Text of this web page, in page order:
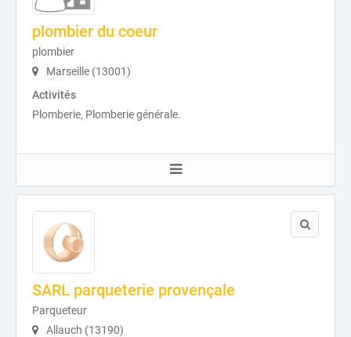
plombier du coeur
plombier
Marseille (13001)
Activités
Plomberie, Plomberie générale.
SARL parqueterie provençale
Parqueteur
Allauch (13190)